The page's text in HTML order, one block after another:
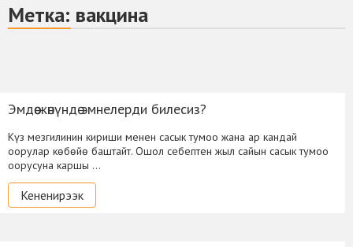
Метка: вакцина
Эмдөө жөнүндө эмнелерди билесиз?
Күз мезгилинин кириши менен сасык тумоо жана ар кандай
оорулар көбөйө баштайт. Ошол себептен жыл сайын сасык тумоо
оорусуна каршы …
Кененирээк